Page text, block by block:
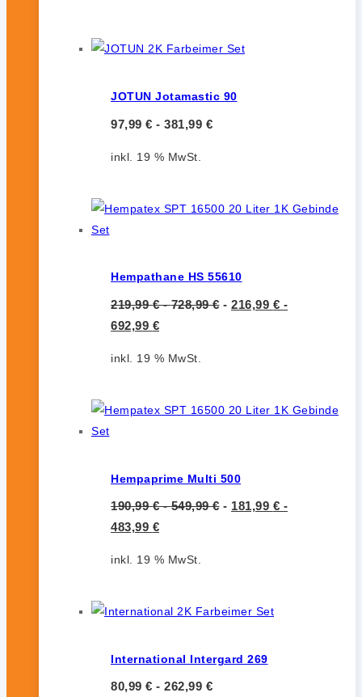
JOTUN Jotamastic 90
97,99 € - 381,99 €
inkl. 19 % MwSt.
Hempathane HS 55610
219,99€-728,99€- 216,99 € -
692,99 €
inkl. 19 % MwSt.
Hempaprime Multi 500
190,99€-549,99€- 181,99 € -
483,99 €
inkl. 19 % MwSt.
International Intergard 269
80,99 € - 262,99 €